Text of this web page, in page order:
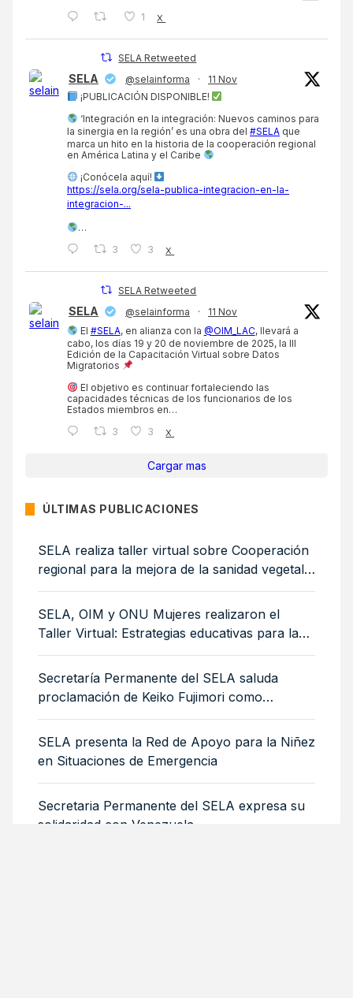
1 X
SELA Retweeted
SELA @selainforma ·
11 Nov
¡PUBLICACIÓN DISPONIBLE!
‘Integración en la integración: Nuevos caminos para
la sinergia en la región’ es una obra del #SELA que
marca un hito en la historia de la cooperación regional
en América Latina y el Caribe
¡Conócela aquí!
https://sela.org/sela-publica-integracion-en-la-
integracion-...
…
3
3 X
SELA Retweeted
SELA @selainforma ·
11 Nov
El #SELA, en alianza con la @OIM_LAC, llevará a
cabo, los días 19 y 20 de noviembre de 2025, la III
Edición de la Capacitación Virtual sobre Datos
Migratorios
El objetivo es continuar fortaleciendo las
capacidades técnicas de los funcionarios de los
Estados miembros en…
3
3 X
Cargar mas
ÚLTIMAS PUBLICACIONES
SELA realiza taller virtual sobre Cooperación
regional para la mejora de la sanidad vegetal:
medidas sanitarias y fitosanitarias para la
sostenibilidad ambiental
SELA, OIM y ONU Mujeres realizaron el
Taller Virtual: Estrategias educativas para la
integración de mujeres y niñas migrantes
Secretaría Permanente del SELA saluda
proclamación de Keiko Fujimori como
Presidenta de Perú
SELA presenta la Red de Apoyo para la Niñez
en Situaciones de Emergencia
Secretaria Permanente del SELA expresa su
solidaridad con Venezuela